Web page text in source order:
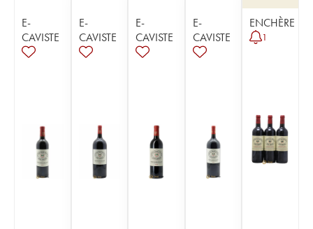
E-
CAVISTE
E-
CAVISTE
E-
CAVISTE
E-
CAVISTE
ENCHÈRE
1